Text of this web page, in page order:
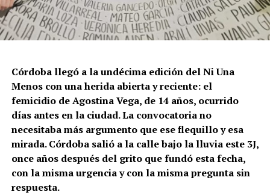
Córdoba llegó a la undécima edición del Ni Una
Menos con una herida abierta y reciente: el
femicidio de Agostina Vega, de 14 años, ocurrido
días antes en la ciudad. La convocatoria no
necesitaba más argumento que ese flequillo y esa
mirada. Córdoba salió a la calle bajo la lluvia este 3J,
once años después del grito que fundó esta fecha,
con la misma urgencia y con la misma pregunta sin
respuesta.